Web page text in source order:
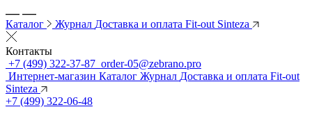
Каталог Журнал Доставка и оплата Fit-out Sinteza
Контакты
+7 (499) 322-37-87 order-05@zebrano.pro
Интернет-магазин Каталог Журнал Доставка и оплата Fit-out
Sinteza
+7 (499) 322-06-48